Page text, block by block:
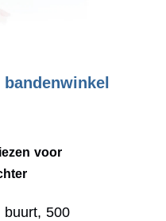
voor
buurt, 500